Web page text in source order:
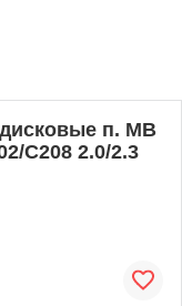
п. MB
С208 2.0/2.3